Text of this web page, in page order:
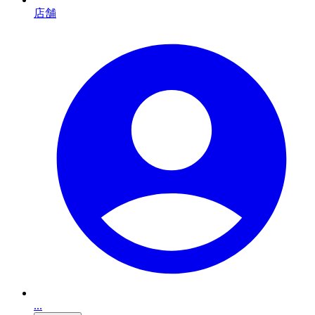
店舗
...